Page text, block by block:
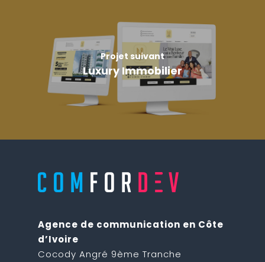
Projet suivant
Luxury Immobilier
Agence de communication en Côte
d’Ivoire
Cocody Angré 9ème Tranche